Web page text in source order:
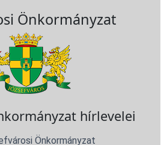
Önkormányzat
hírlevelei
Önkormányzat